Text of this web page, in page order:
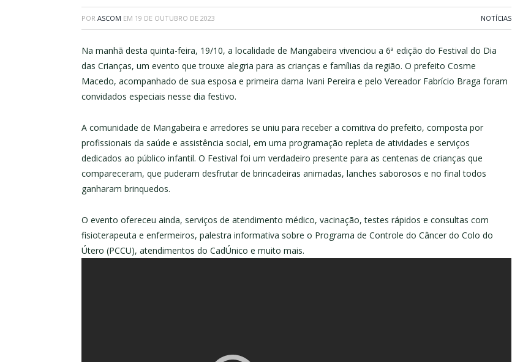
POR ASCOM EM 19 DE OUTUBRO DE 2023 NOTÍCIAS
Na manhã desta quinta-feira, 19/10, a localidade de Mangabeira vivenciou a 6ª edição do Festival do Dia
das Crianças, um evento que trouxe alegria para as crianças e famílias da região. O prefeito Cosme
Macedo, acompanhado de sua esposa e primeira dama Ivani Pereira e pelo Vereador Fabrício Braga foram
convidados especiais nesse dia festivo.
A comunidade de Mangabeira e arredores se uniu para receber a comitiva do prefeito, composta por
profissionais da saúde e assistência social, em uma programação repleta de atividades e serviços
dedicados ao público infantil. O Festival foi um verdadeiro presente para as centenas de crianças que
compareceram, que puderam desfrutar de brincadeiras animadas, lanches saborosos e no final todos
ganharam brinquedos.
O evento ofereceu ainda, serviços de atendimento médico, vacinação, testes rápidos e consultas com
fisioterapeuta e enfermeiros, palestra informativa sobre o Programa de Controle do Câncer do Colo do
Útero (PCCU), atendimentos do CadÚnico e muito mais.